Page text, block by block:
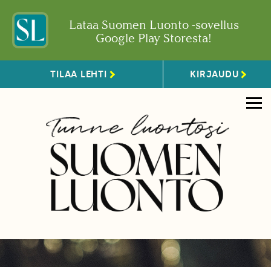
Lataa Suomen Luonto -sovellus
Google Play Storesta!
TILAA LEHTI KIRJAUDU